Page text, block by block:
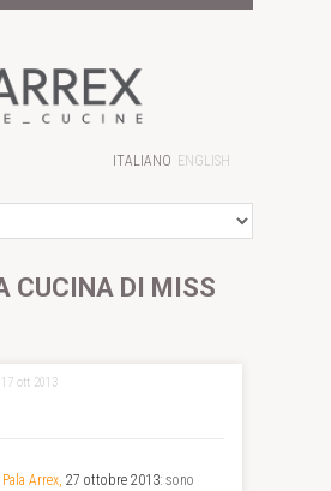
ITALIANO ENGLISH
CUCINA DI MISS
ott 2013
Pala Arrex, 27 ottobre 2013: sono